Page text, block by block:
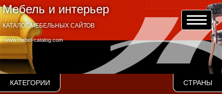
Мебель и интерьер
www.mebel-catalog.com
КАТАЛОГ МЕБЕЛЬНЫХ САЙТОВ
КАТЕГОРИИ СТРАНЫ